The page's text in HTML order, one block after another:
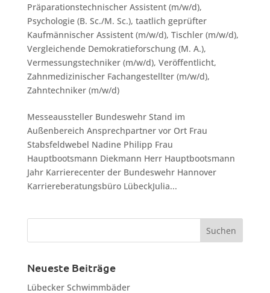
Präparationstechnischer Assistent (m/w/d),
Psychologie (B. Sc./M. Sc.), taatlich geprüfter
Kaufmännischer Assistent (m/w/d), Tischler (m/w/d),
Vergleichende Demokratieforschung (M. A.),
Vermessungstechniker (m/w/d), Veröffentlicht,
Zahnmedizinischer Fachangestellter (m/w/d),
Zahntechniker (m/w/d)
Messeaussteller Bundeswehr Stand im
Außenbereich Ansprechpartner vor Ort Frau
Stabsfeldwebel Nadine Philipp Frau
Hauptbootsmann Diekmann Herr Hauptbootsmann
Jahr Karrierecenter der Bundeswehr Hannover
Karriereberatungsbüro LübeckJulia...
Neueste Beiträge
Lübecker Schwimmbäder